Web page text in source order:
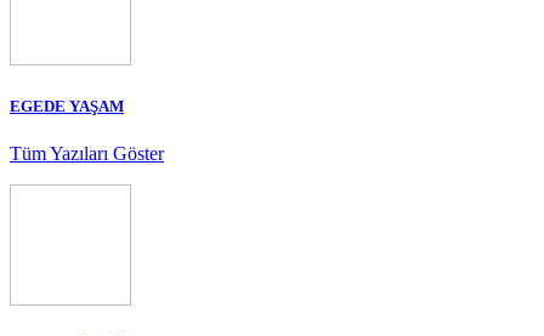
EGEDE YAŞAM
Tüm Yazıları Göster